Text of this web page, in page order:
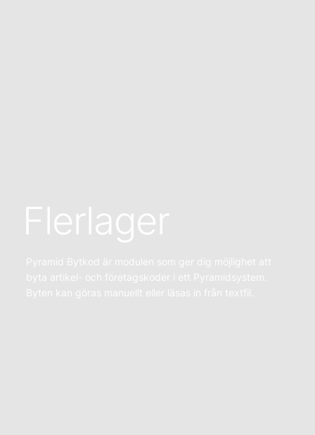
Flerlager
Pyramid Bytkod är modulen som ger dig möjlighet att
byta artikel- och företagskoder i ett Pyramidsystem.
Byten kan göras manuellt eller läsas in från textfil.